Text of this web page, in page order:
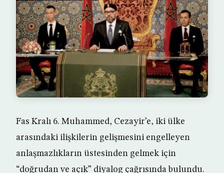
Fas Kralı 6. Muhammed, Cezayir’e, iki ülke
arasındaki ilişkilerin gelişmesini engelleyen
anlaşmazlıkların üstesinden gelmek için
“doğrudan ve açık” diyalog çağrısında bulundu.